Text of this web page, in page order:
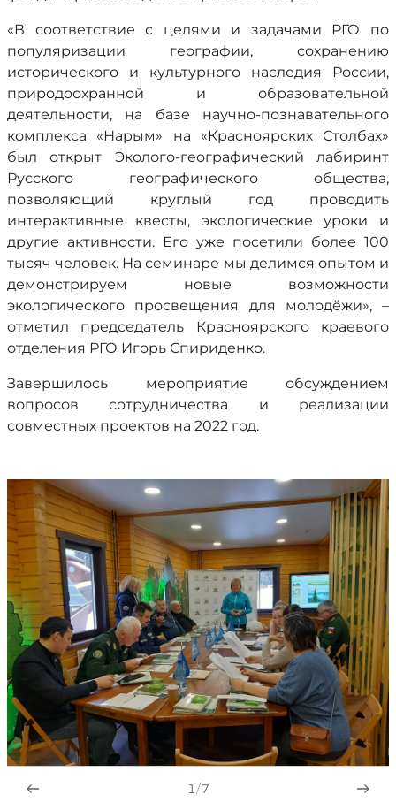
«В соответствие с целями и задачами РГО по
популяризации географии, сохранению
исторического и культурного наследия России,
природоохранной и образовательной
деятельности, на базе научно-познавательного
комплекса «Нарым» на «Красноярских Столбах»
был открыт Эколого-географический лабиринт
Русского географического общества,
позволяющий круглый год проводить
интерактивные квесты, экологические уроки и
другие активности. Его уже посетили более 100
тысяч человек. На семинаре мы делимся опытом и
демонстрируем новые возможности
экологического просвещения для молодёжи», –
отметил председатель Красноярского краевого
отделения РГО Игорь Спириденко.
Завершилось мероприятие обсуждением
вопросов сотрудничества и реализации
совместных проектов на 2022 год.
1/7